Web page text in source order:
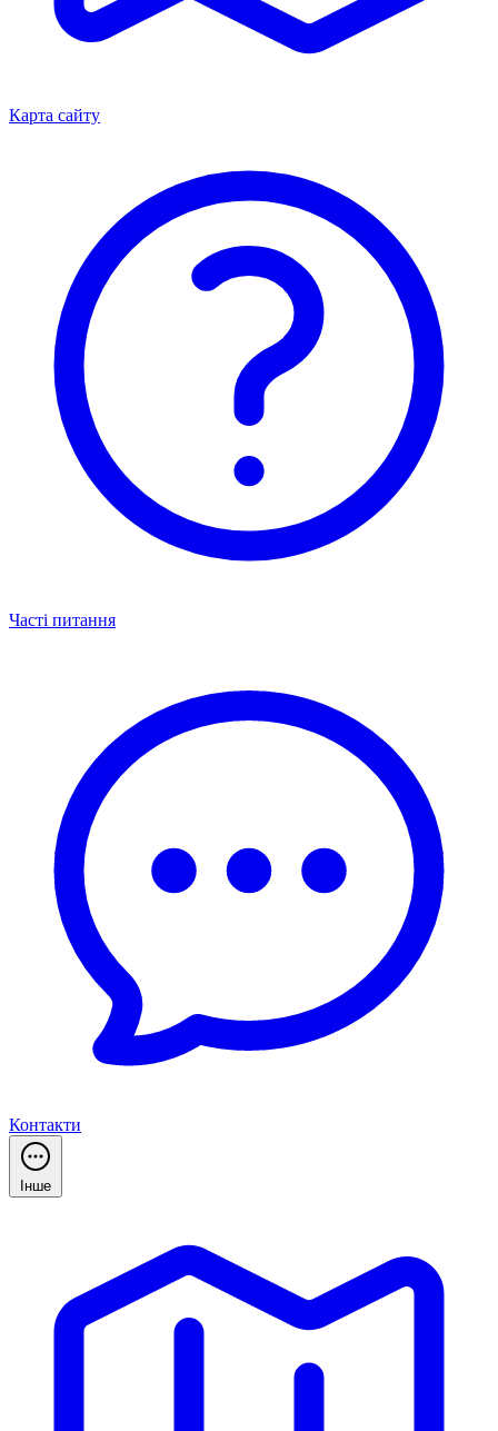
Карта сайту
Часті питання
Контакти
Інше